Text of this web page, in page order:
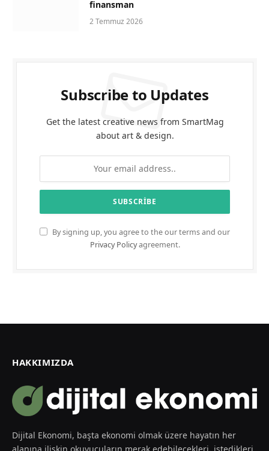
finansman
2 Temmuz 2026
Subscribe to Updates
Get the latest creative news from SmartMag
about art & design.
By signing up, you agree to the our terms and our
Privacy Policyagreement.
HAKKIMIZDA
Dijital Ekonomi, başta ekonomi olmak üzere hayatın her